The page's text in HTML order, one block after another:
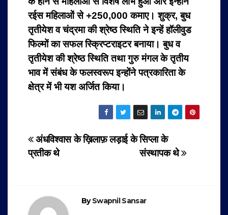
रईस महिलाओं से +250,000 कमाए। शुक्र, बुध
तृतीयेश व चंद्रमा की श्रेष्ठ स्थिति ने इन्हें हॉलीवुड
फिल्मों का सफल स्क्रिप्टराइटर बनाया। बुध व
तृतीयेश की श्रेष्ठ स्थिति तथा गुरु मंगल के तृतीय
भाव में संबंध के फलस्वरूप इन्होंने पत्रकारिता के
क्षेत्र में भी यश अर्जित किया।
Post
navigation
सिप्ला के
संस्थापक थे
अंधविश्वास के ख़िलाफ़ लड़ाई के
प्रतीक थे
BySwapnil Sansar